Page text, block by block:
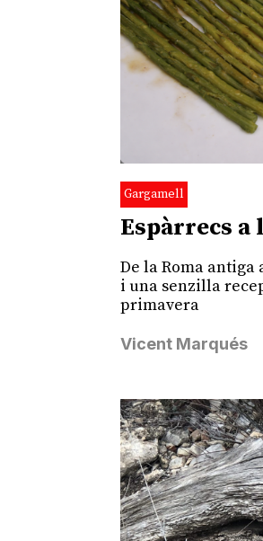
Gargamell
Espàrrecs a
De la Roma
i una senzilla
primavera
Vicent Marqués